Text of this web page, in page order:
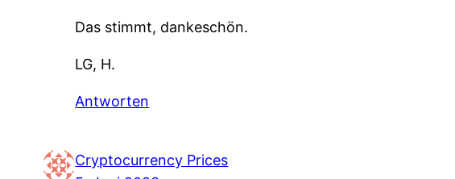
Das stimmt, dankeschön.
LG, H.
Antworten
Cryptocurrency Prices